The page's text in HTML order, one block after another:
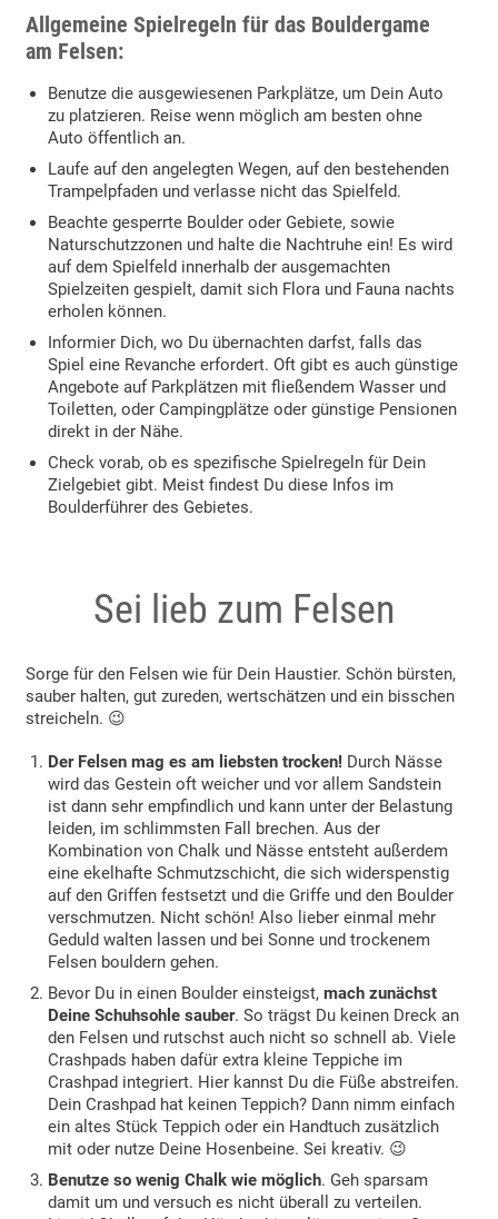
Allgemeine Spielregeln für das Bouldergame
am Felsen:
Benutze die ausgewiesenen Parkplätze, um Dein Auto
zu platzieren. Reise wenn möglich am besten ohne
Auto öffentlich an.
Laufe auf den angelegten Wegen, auf den bestehenden
Trampelpfaden und verlasse nicht das Spielfeld.
Beachte gesperrte Boulder oder Gebiete, sowie
Naturschutzzonen und halte die Nachtruhe ein! Es wird
auf dem Spielfeld innerhalb der ausgemachten
Spielzeiten gespielt, damit sich Flora und Fauna nachts
erholen können.
Informier Dich, wo Du übernachten darfst, falls das
Spiel eine Revanche erfordert. Oft gibt es auch günstige
Angebote auf Parkplätzen mit fließendem Wasser und
Toiletten, oder Campingplätze oder günstige Pensionen
direkt in der Nähe.
Check vorab, ob es spezifische Spielregeln für Dein
Zielgebiet gibt. Meist findest Du diese Infos im
Boulderführer des Gebietes.
Sei lieb zum Felsen
Sorge für den Felsen wie für Dein Haustier. Schön bürsten,
sauber halten, gut zureden, wertschätzen und ein bisschen
streicheln. 😉
Der Felsen mag es am liebsten trocken! Durch Nässe
wird das Gestein oft weicher und vor allem Sandstein
ist dann sehr empfindlich und kann unter der Belastung
leiden, im schlimmsten Fall brechen. Aus der
Kombination von Chalk und Nässe entsteht außerdem
eine ekelhafte Schmutzschicht, die sich widerspenstig
auf den Griffen festsetzt und die Griffe und den Boulder
verschmutzen. Nicht schön! Also lieber einmal mehr
Geduld walten lassen und bei Sonne und trockenem
Felsen bouldern gehen.
Bevor Du in einen Boulder einsteigst, mach zunächst
Deine Schuhsohle sauber. So trägst Du keinen Dreck an
den Felsen und rutschst auch nicht so schnell ab. Viele
Crashpads haben dafür extra kleine Teppiche im
Crashpad integriert. Hier kannst Du die Füße abstreifen.
Dein Crashpad hat keinen Teppich? Dann nimm einfach
ein altes Stück Teppich oder ein Handtuch zusätzlich
mit oder nutze Deine Hosenbeine. Sei kreativ. 😉
Benutze so wenig Chalk wie möglich. Geh sparsam
damit um und versuch es nicht überall zu verteilen.